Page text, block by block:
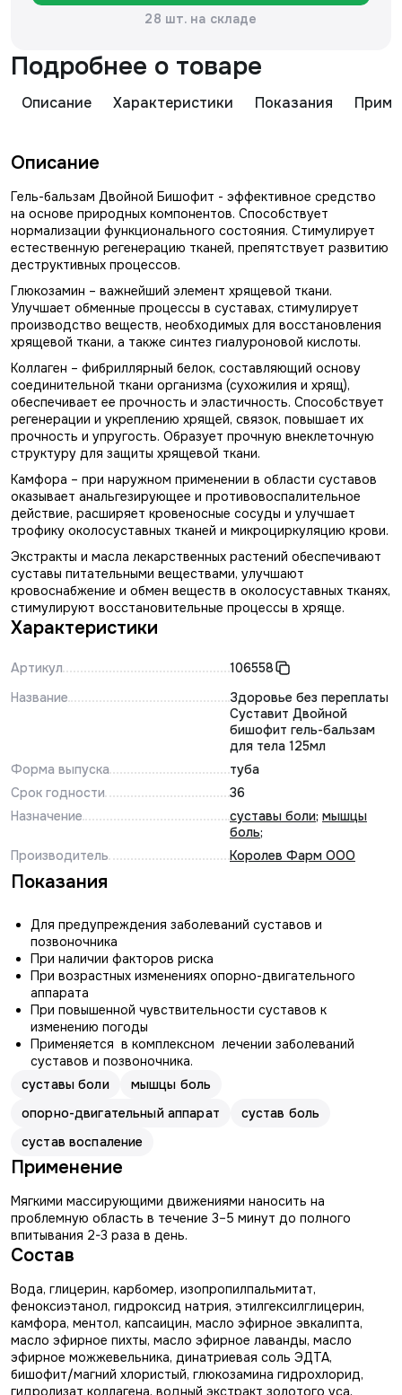
28 шт. на складе
Подробнее о товаре
Описание Характеристики Показания
Описание
Гель-бальзам Двойной Бишофит - эффективное средство
на основе природных компонентов. Способствует
нормализации функционального состояния. Стимулирует
естественную регенерацию тканей, препятствует развитию
деструктивных процессов.
Глюкозамин – важнейший элемент хрящевой ткани.
Улучшает обменные процессы в суставах, стимулирует
производство веществ, необходимых для восстановления
хрящевой ткани, а также синтез гиалуроновой кислоты.
Коллаген – фибриллярный белок, составляющий основу
соединительной ткани организма (сухожилия и хрящ),
обеспечивает ее прочность и эластичность. Способствует
регенерации и укреплению хрящей, связок, повышает их
прочность и упругость. Образует прочную внеклеточную
структуру для защиты хрящевой ткани.
Камфора – при наружном применении в области суставов
оказывает анальгезирующее и противовоспалительное
действие, расширяет кровеносные сосуды и улучшает
трофику околосуставных тканей и микроциркуляцию крови.
Экстракты и масла лекарственных растений обеспечивают
суставы питательными веществами, улучшают
кровоснабжение и обмен веществ в околосуставных тканях,
стимулируют восстановительные процессы в хряще.
Характеристики
Артикул
106558
Название
Здоровье без переплаты
Суставит Двойной
бишофит гель-бальзам
для тела 125мл
Форма выпуска
туба
Срок годности
36
Назначение
суставы боли; мышцы
боль;
Производитель
Королев Фарм ООО
Показания
Для предупреждения заболеваний суставов и
позвоночника
При наличии факторов риска
При возрастных изменениях опорно-двигательного
аппарата
При повышенной чувствительности суставов к
изменению погоды
Применяется в комплексном лечении заболеваний
суставов и позвоночника.
суставы боли
мышцы боль
опорно-двигательный аппарат
сустав боль
сустав воспаление
Применение
Мягкими массирующими движениями наносить на
проблемную область в течение 3–5 минут до полного
впитывания 2-3 раза в день.
Состав
Вода, глицерин, карбомер, изопропилпальмитат,
феноксиэтанол, гидроксид натрия, этилгексилглицерин,
камфора, ментол, капсаицин, масло эфирное эвкалипта,
масло эфирное пихты, масло эфирное лаванды, масло
эфирное можжевельника, динатриевая соль ЭДТА,
бишофит/магний хлористый, глюкозамина гидрохлорид,
гидролизат коллагена, водный экстракт золотого уса,